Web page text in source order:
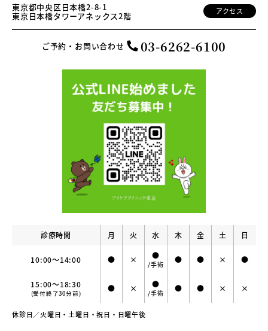
東京都中央区日本橋2-8-1
東京日本橋タワーアネックス2階 アクセス
ご予約・お問い合わせ 03-6262-6100
診療時間 月 火 水 木 金 土 日
10:00～14:00 ● × ●
/手術 ● ● × ●
15:00～18:30
(受付終了30分前) ● × ●
/手術 ● ● × ×
休診日／火曜日・土曜日・祝日・日曜午後